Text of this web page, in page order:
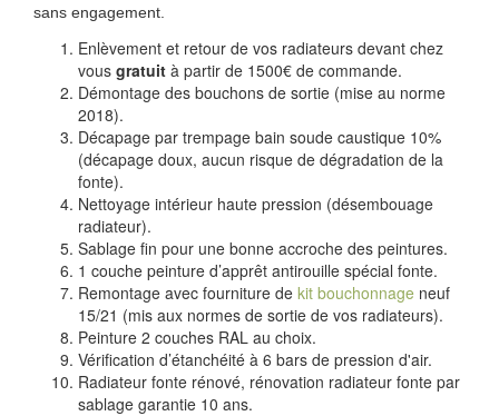
sans engagement.
Enlèvement et retour de vos radiateurs devant chez
vous gratuit à partir de 1500€ de commande.
Démontage des bouchons de sortie (mise au norme
2018).
Décapage par trempage bain soude caustique 10%
(décapage doux, aucun risque de dégradation de la
fonte).
Nettoyage intérieur haute pression (désembouage
radiateur).
Sablage fin pour une bonne accroche des peintures.
1 couche peinture d’apprêt antirouille spécial fonte.
Remontage avec fourniture de kit bouchonnage neuf
15/21 (mis aux normes de sortie de vos radiateurs).
Peinture 2 couches RAL au choix.
Vérification d’étanchéité à 6 bars de pression d'air.
Radiateur fonte rénové, rénovation radiateur fonte par
sablage garantie 10 ans.